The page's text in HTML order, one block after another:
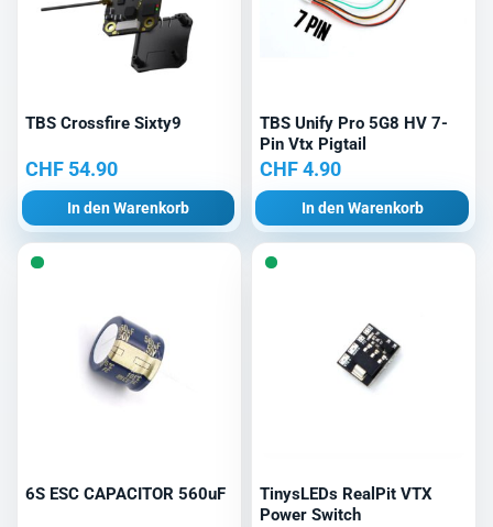
TBS Crossfire Sixty9
CHF 54.90
In den Warenkorb
TBS Unify Pro 5G8 HV 7-
Pin Vtx Pigtail
CHF4.90
In den Warenkorb
6S ESC CAPACITOR 560uF
TinysLEDs RealPit VTX
Power Switch